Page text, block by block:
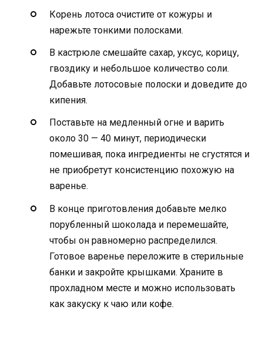
Корень лотоса очистите от кожуры и
нарежьте тонкими полосками.
В кастрюле смешайте сахар, уксус, корицу,
гвоздику и небольшое количество соли.
Добавьте лотосовые полоски и доведите до
кипения.
Поставьте на медленный огне и варить
около 30 — 40 минут, периодически
помешивая, пока ингредиенты не сгустятся и
не приобретут консистенцию похожую на
варенье.
В конце приготовления добавьте мелко
порубленный шоколада и перемешайте,
чтобы он равномерно распределился.
Готовое варенье переложите в стерильные
банки и закройте крышками. Храните в
прохладном месте и можно использовать
как закуску к чаю или кофе.